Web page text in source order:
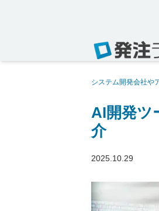
システム開発会社や
AI開発ツ
介
2025.10.29